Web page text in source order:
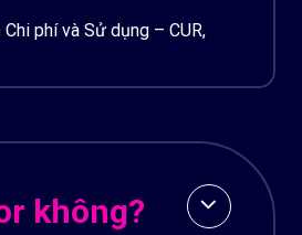
phí và Sử dụng – CUR,
không?